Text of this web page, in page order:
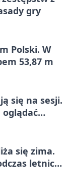
gry
Polski. W
53,87 m
się na sesji.
oglądać
się zima.
letnich